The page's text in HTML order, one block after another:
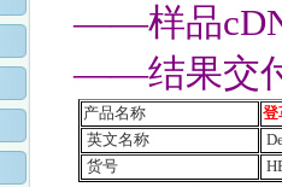
——样品
——结果交
产品名称
登
英文名称
货号